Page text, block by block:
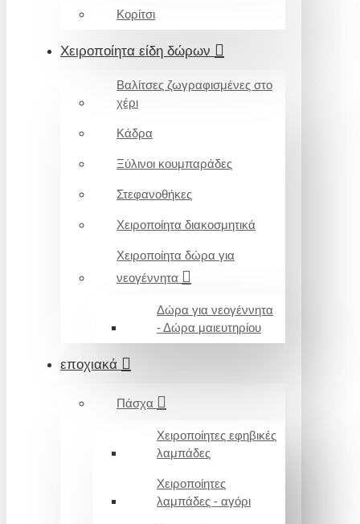
Κορίτσι
Χειροποίητα είδη δώρων
Βαλίτσες ζωγραφισμένες στο
χέρι
Κάδρα
Ξύλινοι κουμπαράδες
Στεφανοθήκες
Χειροποίητα διακοσμητικά
Χειροποίητα δώρα για
νεογέννητα
Δώρα για νεογέννητα
- Δώρα μαιευτηρίου
εποχιακά
Πάσχα
Χειροποίητες εφηβικές
λαμπάδες
Χειροποίητες
λαμπάδες - αγόρι